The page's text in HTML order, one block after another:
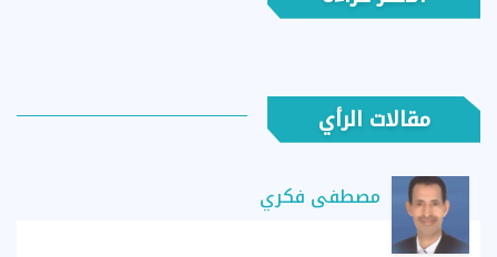
مقالات الرأي
مصطفى فكري